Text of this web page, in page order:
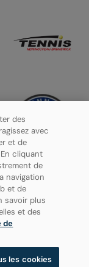
des
avec
et de
cliquant
de
navigation
et de
savoir plus
et des
de
les cookies